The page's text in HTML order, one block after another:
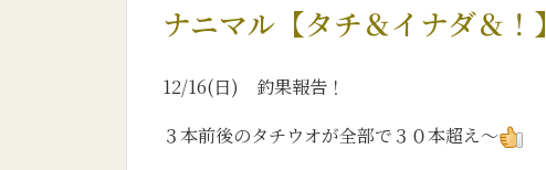
ナニマル【タチ＆イナダ＆！】
12/16(日) 釣果報告！
３本前後のタチウオが全部で３０本超え～